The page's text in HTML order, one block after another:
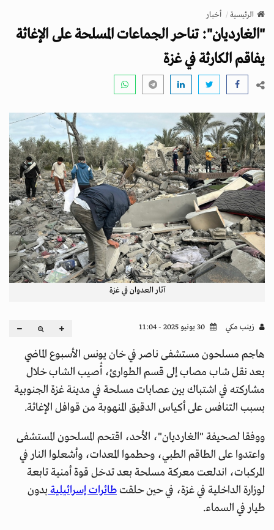
v
i
g
a
n
الرئيسية أخبار
"الغارديان": تناحر الجماعات المسلحة على الإغاثة
يفاقم الكارثة في غزة
آثار العدوان في غزة
زينب مكي
هاجم مسلحون مستشفى ناصر في خان يونس الأسبوع الماضي
بعد نقل شاب مصاب إلى قسم الطوارئ، أُصيب الشاب خلال
مشاركته في اشتباك بين عصابات مسلحة في مدينة غزة الجنوبية
بسبب التنافس على أكياس الدقيق المنهوبة من قوافل الإغاثة.
ووفقا لصحيفة "الغارديان"، الأحد، اقتحم المسلحون المستشفى
واعتدوا على الطاقم الطبي، وحطموا المعدات، وأشعلوا النار في
المركبات، اندلعت معركة مسلحة بعد تدخل قوة أمنية تابعة
لوزارة الداخلية في غزة، في حين حلقتطائرات إسرائيليةبدون
طيار في السماء.